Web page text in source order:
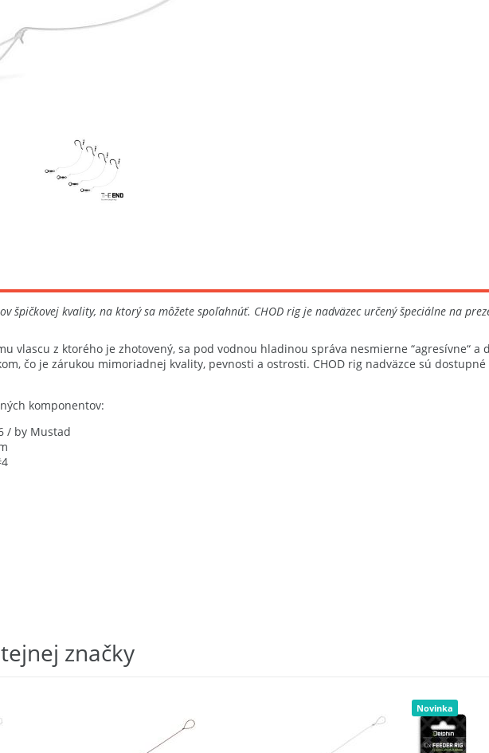
špičkovej kvality, na ktorý sa môžete spoľahnúť. CHOD rig je nadväzec určený špeciálne na
vlascu z ktorého je zhotovený, sa pod vodnou hladinou správa nesmierne “agresívne“
čo je zárukou mimoriadnej kvality, pevnosti a ostrosti. CHOD rig nadväzce sú
komponentov:
/ by Mustad
značky
Novinka